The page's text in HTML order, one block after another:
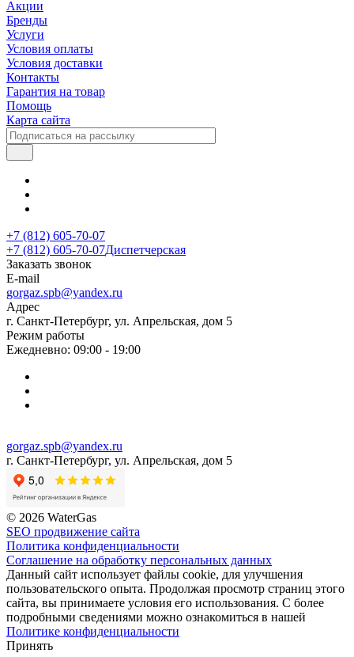
Акции
Бренды
Услуги
Условия оплаты
Условия доставки
Контакты
Гарантия на товар
Помощь
Карта сайта
+7 (812) 605-70-07
+7 (812) 605-70-07Диспетчерская
Заказать звонок
E-mail
gorgaz.spb@yandex.ru
Адрес
г. Санкт-Петербург, ул. Апрельская, дом 5
Режим работы
Ежедневно: 09:00 - 19:00
gorgaz.spb@yandex.ru
г. Санкт-Петербург, ул. Апрельская, дом 5
© 2026 WaterGas
SEO продвижение сайта
Политика конфиденциальности
Соглашение на обработку персональных данных
Данный сайт использует файлы cookie, для улучшения
пользовательского опыта. Продолжая просмотр страниц этого
сайта, вы принимаете условия его использования. С более
подробными сведениями можно ознакомиться в нашей
Политике конфиденциальности
Принять